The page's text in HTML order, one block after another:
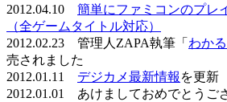
2012.04.10 簡単にファミコンのプレ
（全ゲームタイトル対応）
2012.02.23 管理人ZAPA執筆「 わか
売されました
2012.01.11 デジカメ最新情報 を更新
2012.01.01 あけましておめでとうご